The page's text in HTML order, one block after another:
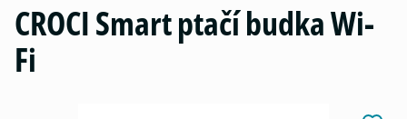
CROCI Smart ptačí budka Wi-
Fi